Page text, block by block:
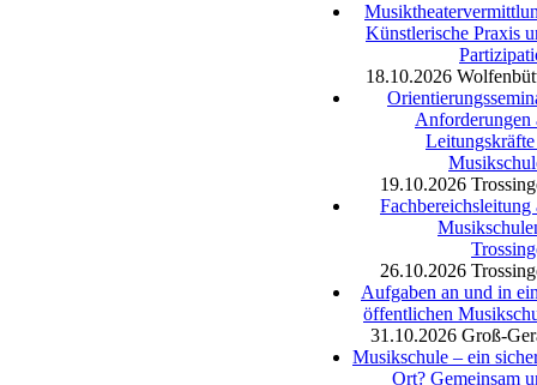
Künstlerische Praxis
18.10.2026
Anforderungen
19.10.2026
Fachbereichsleitung
26.10.2026
Aufgaben an und in
öffentlichen
31.10.2026 Groß-
Musikschule – ein
Ort? Gemeinsam